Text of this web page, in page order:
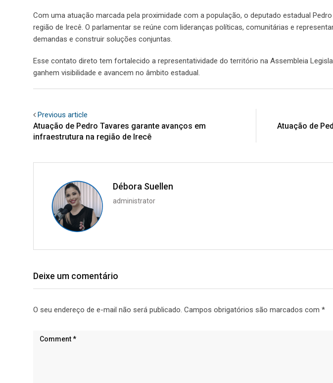
Com uma atuação marcada pela proximidade com a população, o deputado estadual
região de Irecê. O parlamentar se reúne com lideranças políticas, comunitárias e
demandas e construir soluções conjuntas.
Esse contato direto tem fortalecido a representatividade do território na Assembleia
ganhem visibilidade e avancem no âmbito estadual.
Previous article
Atuação de Pedro Tavares garante avanços em
infraestrutura na região de Irecê
Atuação de
Débora Suellen
administrator
Deixe um comentário
O seu endereço de e-mail não será publicado. Campos obrigatórios são marcados com *